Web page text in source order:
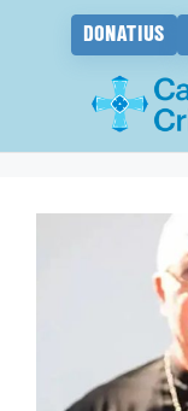
DONATIUS